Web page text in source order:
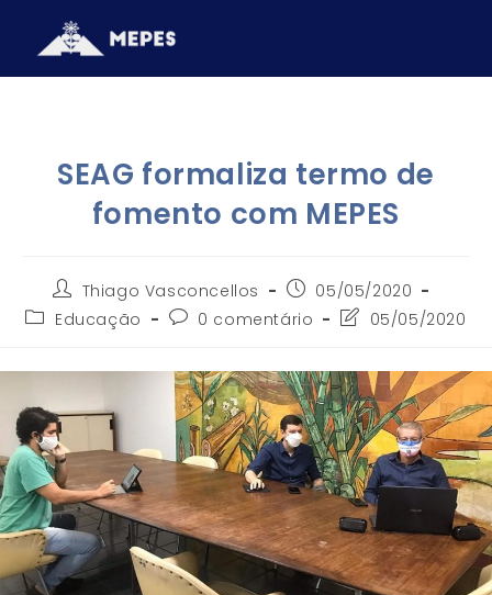
SEAG formaliza termo de
fomento com MEPES
Thiago Vasconcellos
05/05/2020
Educação
0 comentário 05/05/2020